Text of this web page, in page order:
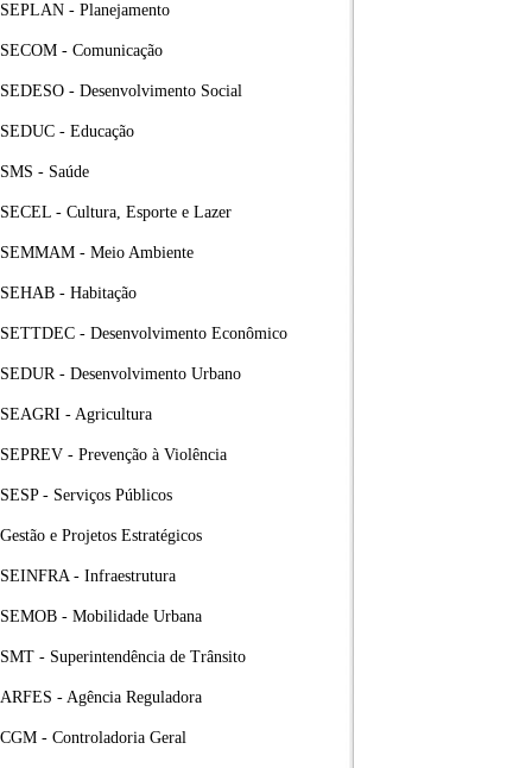
SEPLAN - Planejamento
SECOM - Comunicação
SEDESO - Desenvolvimento Social
SEDUC - Educação
SMS - Saúde
SECEL - Cultura, Esporte e Lazer
SEMMAM - Meio Ambiente
SEHAB - Habitação
SETTDEC - Desenvolvimento Econômico
SEDUR - Desenvolvimento Urbano
SEAGRI - Agricultura
SEPREV - Prevenção à Violência
SESP - Serviços Públicos
Gestão e Projetos Estratégicos
SEINFRA - Infraestrutura
SEMOB - Mobilidade Urbana
SMT - Superintendência de Trânsito
ARFES - Agência Reguladora
CGM - Controladoria Geral